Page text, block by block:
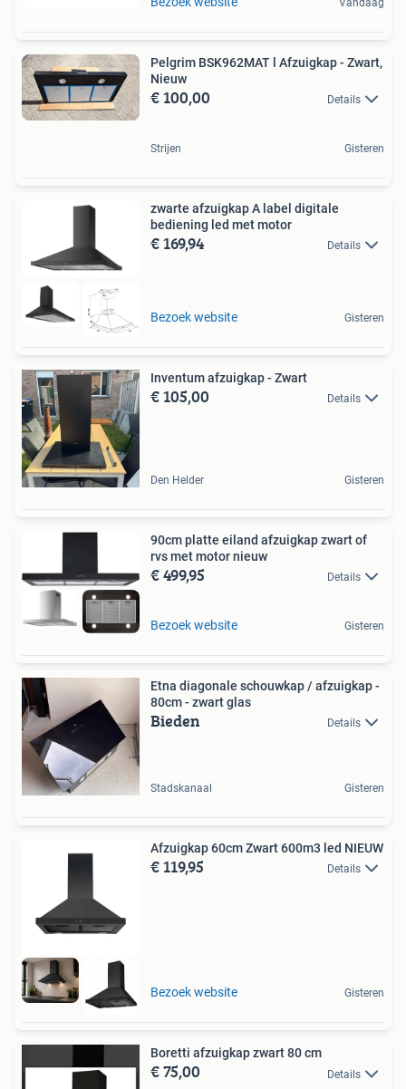
Pelgrim BSK962MAT l Afzuigkap - Zwart,
Nieuw
€ 100,00 Details
Strijen Gisteren
zwarte afzuigkap A label digitale
bediening led met motor
€ 169,94 Details
Bezoek website Gisteren
Inventum afzuigkap - Zwart
€ 105,00 Details
Den Helder Gisteren
90cm platte eiland afzuigkap zwart of
rvs met motor nieuw
€ 499,95 Details
Bezoek website Gisteren
Etna diagonale schouwkap / afzuigkap -
80cm - zwart glas
Bieden Details
Stadskanaal Gisteren
Afzuigkap 60cm Zwart 600m3 led NIEUW
€ 119,95 Details
Bezoek website Gisteren
Boretti afzuigkap zwart 80 cm
€ 75,00 Details